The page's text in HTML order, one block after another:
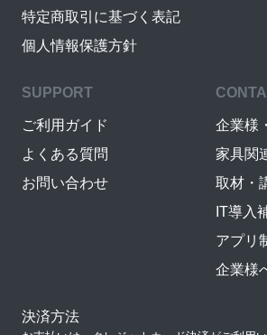
特定商取引に基づく表記
個人情報保護方針
SUPPORT
ご利用ガイド
よくある質問
お問い合わせ
企業様
家具関
取材・
IT導入
アプリ
企業様
決済方法